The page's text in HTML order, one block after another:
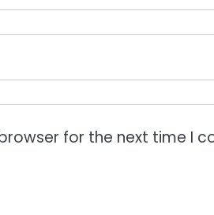
for the next time I